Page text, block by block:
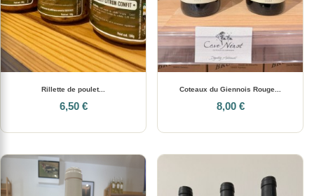
Rillette de poulet...
6,50 €
Coteaux du Giennois Rouge...
8,00 €